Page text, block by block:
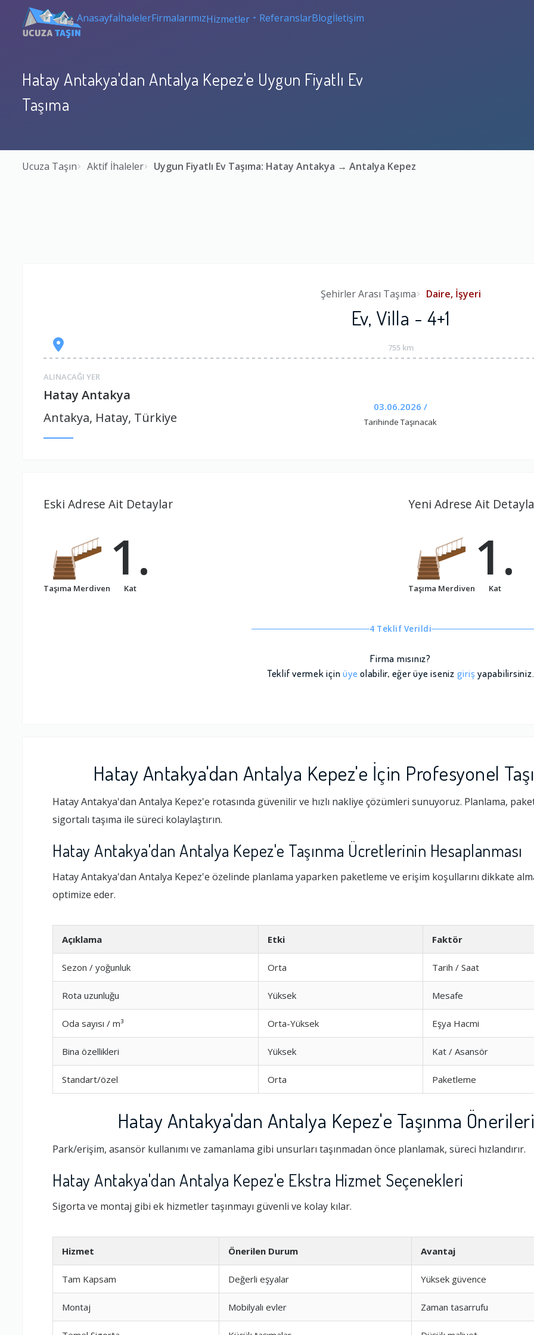
AnasayfaİhalelerFirmalarımızHizmetler ReferanslarBlogİletişim
Hatay Antakya'dan Antalya Kepez'e Uygun Fiyatlı Ev
Taşıma
Ucuza Taşın Aktif İhaleler Uygun Fiyatlı Ev Taşıma: Hatay Antakya → Antalya Kepez
Şehirler Arası Taşıma Daire, İşyeri
Ev, Villa - 4+1
755 km
ALINACAĞI YER
Hatay Antakya
Antakya, Hatay, Türkiye
03.06.2026 /
Tarihinde Taşınacak
Eski Adrese Ait Detaylar
Taşıma Merdiven
1.
Kat
Yeni Adrese Ait
Taşıma Merdiven
1.
Kat
4 Teklif Verildi
Firma mısınız?
Teklif vermek içinüye olabilir, eğer üye iseniz giriş yapabilirsiniz.
Hatay Antakya'dan Antalya Kepez'e İçin Profesyonel
Hatay Antakya'dan Antalya Kepez'e rotasında güvenilir ve hızlı nakliye çözümleri sunuyoruz. Planlama,
sigortalı taşıma ile süreci kolaylaştırın.
Hatay Antakya'dan Antalya Kepez'e Taşınma Ücretlerinin Hesaplanması
Hatay Antakya'dan Antalya Kepez'e özelinde planlama yaparken paketleme ve erişim koşullarını dikkate
optimize eder.
Açıklama Etki Faktör
Sezon / yoğunluk Orta Tarih / Saat
Rota uzunluğu Yüksek Mesafe
Oda sayısı / m³ Orta-Yüksek Eşya Hacmi
Bina özellikleri Yüksek Kat / Asansör
Standart/özel Orta Paketleme
Hatay Antakya'dan Antalya Kepez'e Taşınma
Park/erişim, asansör kullanımı ve zamanlama gibi unsurları taşınmadan önce planlamak, süreci hızlandırır.
Hatay Antakya'dan Antalya Kepez'e Ekstra Hizmet Seçenekleri
Sigorta ve montaj gibi ek hizmetler taşınmayı güvenli ve kolay kılar.
Hizmet Önerilen Durum Avantaj
Tam Kapsam Değerli eşyalar Yüksek güvence
Montaj Mobilyalı evler Zaman tasarrufu
Ambalajlama Hizmeti 1.0
Firma ile İletişim 1.0
Zamanlama 1.0